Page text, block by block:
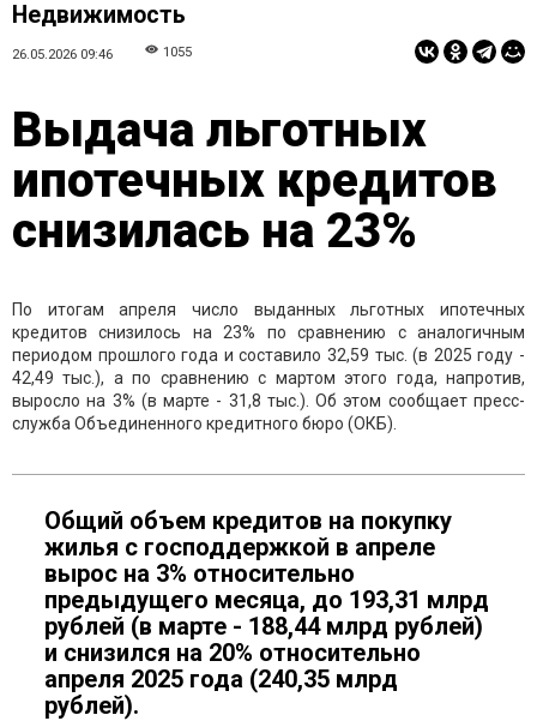
Недвижимость
26.05.2026 09:46 1055
Выдача льготных
ипотечных кредитов
снизилась на 23%
По итогам апреля число выданных льготных ипотечных
кредитов снизилось на 23% по сравнению с аналогичным
периодом прошлого года и составило 32,59 тыс. (в 2025 году -
42,49 тыс.), а по сравнению с мартом этого года, напротив,
выросло на 3% (в марте - 31,8 тыс.). Об этом сообщает пресс-
служба Объединенного кредитного бюро (ОКБ).
Общий объем кредитов на покупку
жилья с господдержкой в апреле
вырос на 3% относительно
предыдущего месяца, до 193,31 млрд
рублей (в марте - 188,44 млрд рублей)
и снизился на 20% относительно
апреля 2025 года (240,35 млрд
рублей).